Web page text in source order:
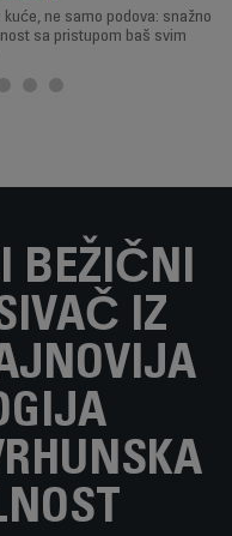
ne samo podova: snažno
sa pristupom baš svim
BEŽIČNI
IZ